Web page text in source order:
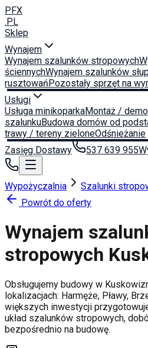
PFX
.PL
Sklep
Wynajem
Wynajem szalunków stropowych
ściennychWynajem szalunków
rusztowańPozostały sprzęt na
Usługi
Usługa minikoparkaMontaż /
szalunkuBudowa domów od
trawy / tereny zieloneOdśnieżanie
Zasięg Dostawy
537 639 955
Wypożyczalnia Szalunki
Powrót do oferty
Wynajem
stropowych
Obsługujemy budowy w
lokalizacjach: Harmęże, Pławy,
większych inwestycji
układ szalunków stropowych,
bezpośrednio na budowę.